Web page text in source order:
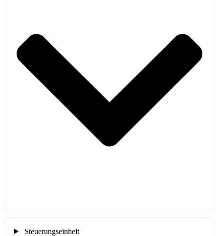
Steuerungseinheit